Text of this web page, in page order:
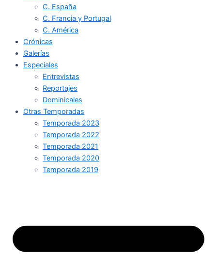
C. España
C. Francia y Portugal
C. América
Crónicas
Galerías
Especiales
Entrevistas
Reportajes
Dominicales
Otras Temporadas
Temporada 2023
Temporada 2022
Temporada 2021
Temporada 2020
Temporada 2019